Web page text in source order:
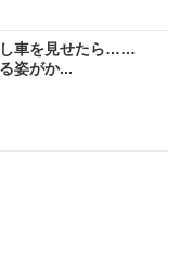
し車を見せたら……
姿がか...